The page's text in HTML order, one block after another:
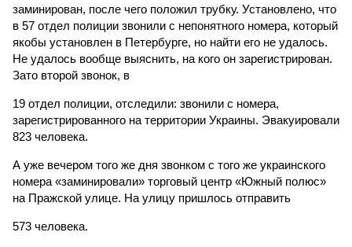
заминирован, после чего положил трубку. Установлено, что
в 57 отдел полиции звонили с непонятного номера, который
якобы установлен в Петербурге, но найти его не удалось.
Не удалось вообще выяснить, на кого он зарегистрирован.
Зато второй звонок, в
19 отдел полиции, отследили: звонили с номера,
зарегистрированного на территории Украины. Эвакуировали
823 человека.
А уже вечером того же дня звонком с того же украинского
номера «заминировали» торговый центр «Южный полюс»
на Пражской улице. На улицу пришлось отправить
573 человека.